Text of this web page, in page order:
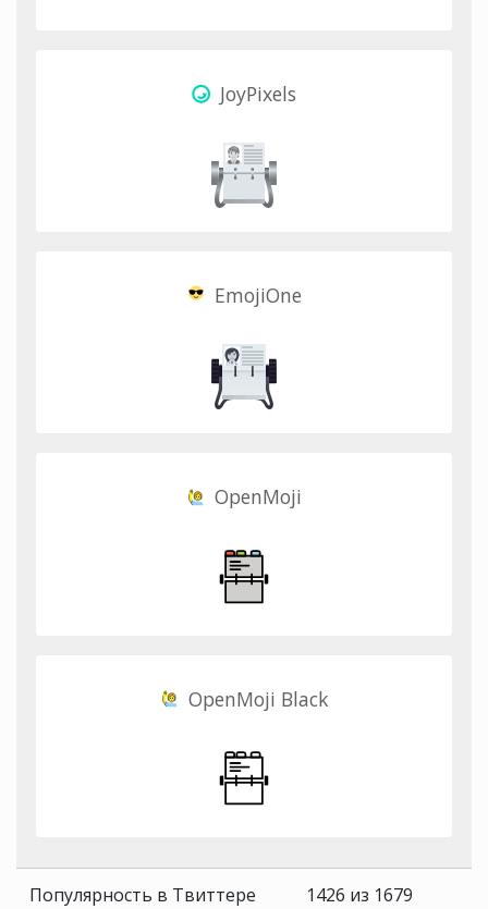
JoyPixels
EmojiOne
OpenMoji
OpenMoji Black
Популярность в Твиттере 1426 из 1679